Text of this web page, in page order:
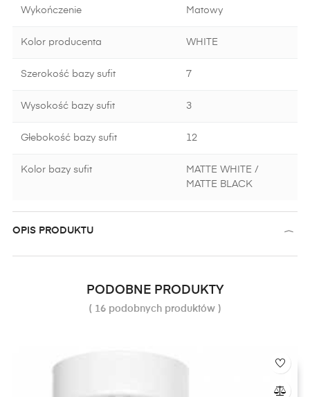
Wykończenie Matowy
Kolor producenta WHITE
Szerokość bazy sufit 7
Wysokość bazy sufit 3
Głebokość bazy sufit 12
Kolor bazy sufit
MATTE WHITE /
MATTE BLACK
OPIS PRODUKTU
PODOBNE PRODUKTY
( 16 podobnych produktów )